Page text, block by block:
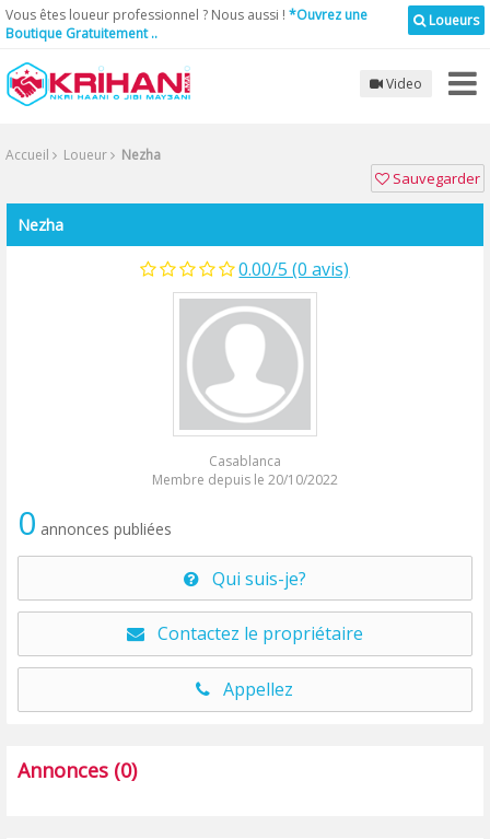
Loueurs
Vous êtes loueur professionnel ? Nous aussi ! *Ouvrez une
Boutique Gratuitement ..
Video
Accueil Loueur Nezha
Sauvegarder
Nezha
0.00/5 (0 avis)
Casablanca
Membre depuis le 20/10/2022
0 annonces publiées
Qui suis-je?
Contactez le propriétaire
Appellez
Annonces (0)